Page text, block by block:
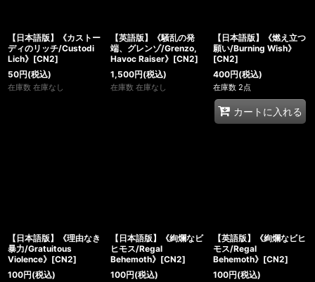
【日本語版】《カストー
ディのリッチ/Custodi
Lich》[CN2]
50円(税込)
在庫数 在庫なし
【英語版】《騒乱の発
端、グレンゾ/Grenzo,
Havoc Raiser》[CN2]
1,500円(税込)
在庫数 在庫なし
【日本語版】《燃え立つ
願い/Burning Wish》
[CN2]
400円(税込)
在庫数 2点
カートに入れる
【日本語版】《理由なき
暴力/Gratuitous
Violence》[CN2]
100円(税込)
【日本語版】《絢爛なビ
ヒモス/Regal
Behemoth》[CN2]
100円(税込)
【英語版】《絢爛なビヒ
モス/Regal
Behemoth》[CN2]
100円(税込)